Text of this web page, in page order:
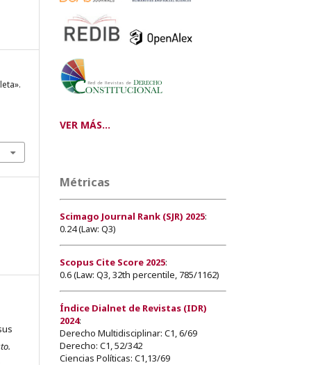
VER MÁS...
Métricas
Scimago Journal Rank (SJR) 2025:
0.24 (Law: Q3)
Scopus Cite Score 2025:
0.6 (Law: Q3, 32th percentile, 785/1162)
Índice Dialnet de Revistas (IDR)
2024:
Derecho Multidisciplinar: C1, 6/69
Derecho: C1, 52/342
Ciencias Políticas: C1,13/69